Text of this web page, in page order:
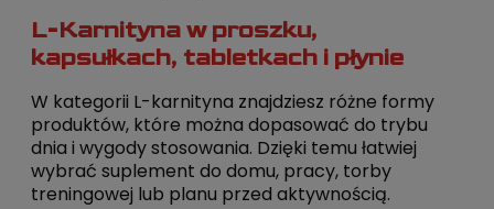
L-Karnityna w proszku,
kapsułkach, tabletkach i płynie
W kategorii L-karnityna znajdziesz różne formy
produktów, które można dopasować do trybu
dnia i wygody stosowania. Dzięki temu łatwiej
wybrać suplement do domu, pracy, torby
treningowej lub planu przed aktywnością.